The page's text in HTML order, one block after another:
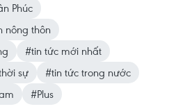
Phúc
nông thôn
#tin tức mới nhất
sự
#tin tức trong nước
#Plus